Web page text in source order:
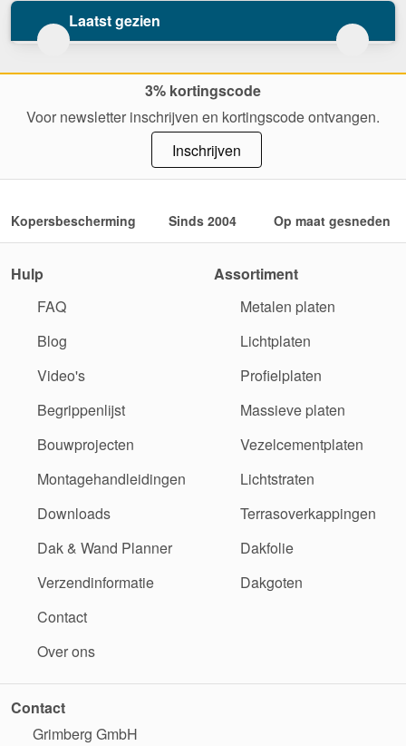
Laatst gezien
3% kortingscode
Voor newsletter inschrijven en kortingscode ontvangen.
Inschrijven
Kopersbescherming Sinds 2004 Op maat gesneden
Hulp
FAQ
Blog
Video's
Begrippenlijst
Bouwprojecten
Montagehandleidingen
Downloads
Dak & Wand Planner
Verzendinformatie
Contact
Over ons
Assortiment
Metalen platen
Lichtplaten
Profielplaten
Massieve platen
Vezelcementplaten
Lichtstraten
Terrasoverkappingen
Dakfolie
Dakgoten
Contact
Grimberg GmbH